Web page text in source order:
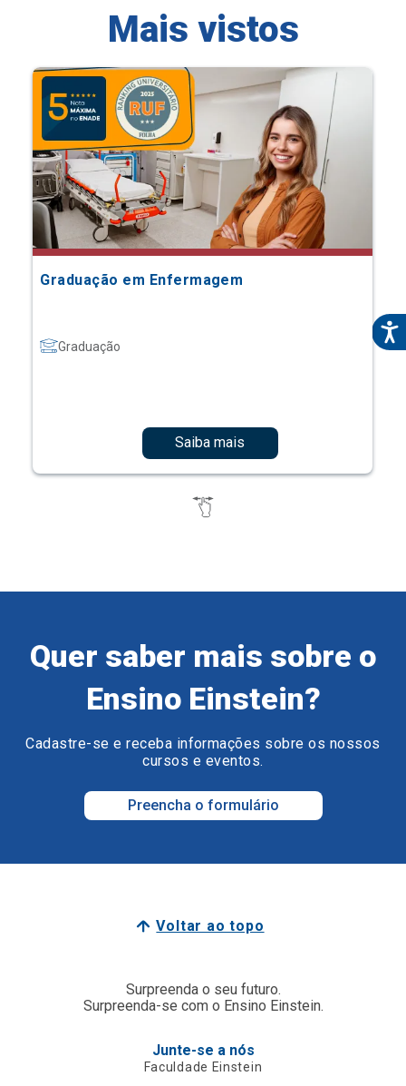
Mais vistos
Graduação em Enfermagem
Graduação
Saiba mais
Quer saber mais sobre o
Ensino Einstein?
Cadastre-se e receba informações sobre os nossos
cursos e eventos.
Preencha o formulário
Voltar ao topo
Surpreenda o seu futuro.
Surpreenda-se com o Ensino Einstein.
Junte-se a nós
Faculdade Einstein